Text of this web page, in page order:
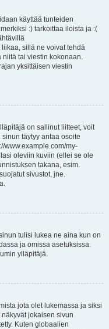
käyttää tunteiden
:) tarkoittaa iloista ja :(
sillä ne voivat tehdä
tai viestin kokonaan.
yksittäisen viestin
on sallinut liitteet, voit
täytyy antaa osoite
www.example.com/my-
oleviin kuviin (ellei se ole
takana, esim.
sivustot, jne.
tulisi lukea ne aina kun on
ja omissa asetuksissa.
ylläpitäjä.
jota olet lukemassa ja siksi
jokaisen sivun
Kuten globaalien